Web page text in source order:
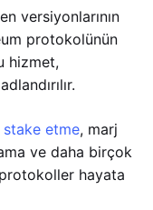
versiyonlarının
protokolünün
hizmet,
stake etme, marj
ve daha birçok
hayata